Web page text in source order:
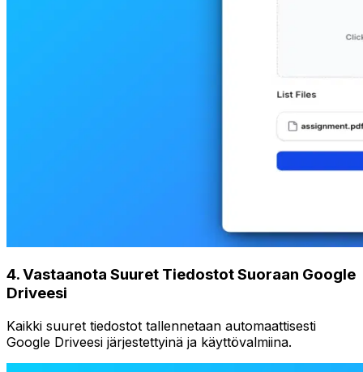
4.Vastaanota Suuret Tiedostot Suoraan Google
Driveesi
Kaikki suuret tiedostot tallennetaan automaattisesti
Google Driveesi järjestettyinä ja käyttövalmiina.